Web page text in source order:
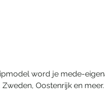
word je mede-
Oostenrijk en meer.